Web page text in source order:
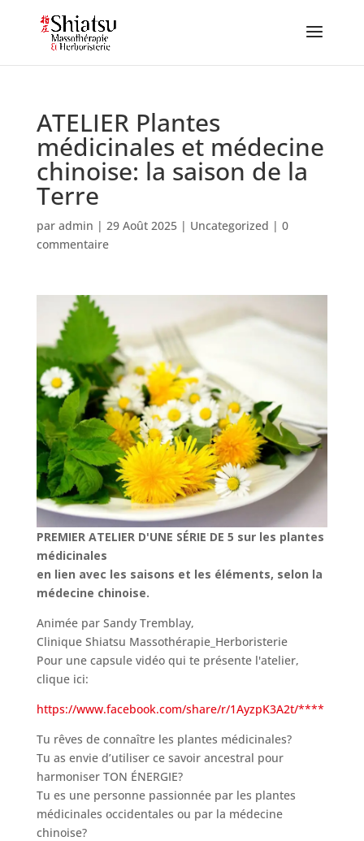
ATELIER Plantes
médicinales et médecine
chinoise: la saison de la
Terre
par admin | 29 Août 2025| Uncategorized | 0
commentaire
PREMIER ATELIER D'UNE SÉRIE DE 5 sur les plantes
médicinales
en lien avec les saisons et les éléments, selon la
médecine chinoise.
Animée par Sandy Tremblay,
Clinique Shiatsu Massothérapie_Herboristerie
Pour une capsule vidéo qui te présente l'atelier,
clique ici:
https://www.facebook.com/share/r/1AyzpK3A2t/****
Tu rêves de connaître les plantes médicinales?
Tu as envie d’utiliser ce savoir ancestral pour
harmoniser TON ÉNERGIE?
Tu es une personne passionnée par les plantes
médicinales occidentales ou par la médecine
chinoise?